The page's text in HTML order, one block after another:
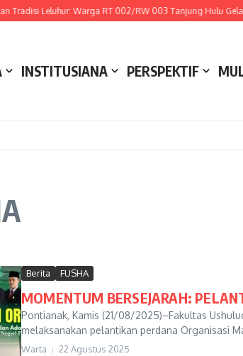
Tradisi Leluhur: Warga RT 002/RW 003 Tanjung Hulu
INSTITUSIANA PERSPEKTIF
Berita FUSHA
MOMENTUM BERSEJARAH:
Pontianak, Kamis (21/08/2025)–Fakultas
melaksanakan pelantikan perdana Organisasi
Warta 22 Agustus 2025